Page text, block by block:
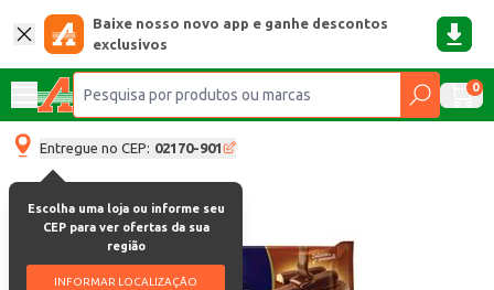
Baixe nosso novo app e ganhe descontos
exclusivos
0
Entregue no CEP: 02170-901
Escolha uma loja ou informe seu
CEP para ver ofertas da sua
região
INFORMAR LOCALIZAÇÃO